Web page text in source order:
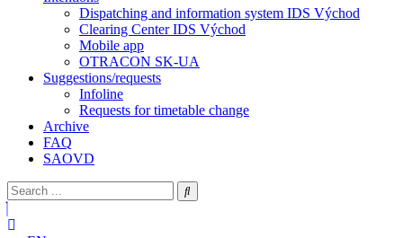
Dispatching and information system IDS Východ
Clearing Center IDS Východ
Mobile app
OTRACON SK-UA
Suggestions/requests
Infoline
Requests for timetable change
Archive
FAQ
SAOVD